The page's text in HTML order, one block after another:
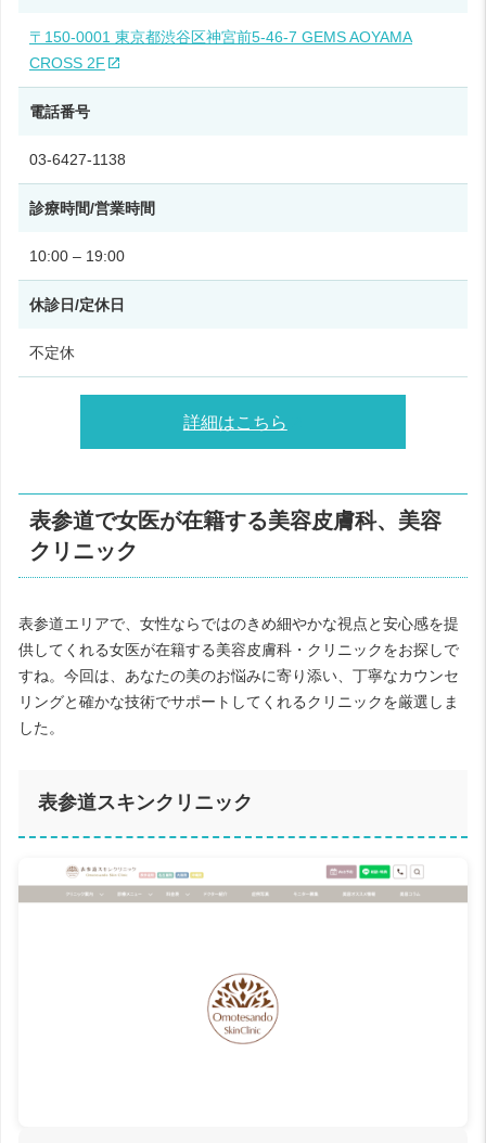
〒150-0001 東京都渋谷区神宮前5-46-7 GEMS AOYAMA
CROSS 2F
電話番号
03-6427-1138
診療時間/営業時間
10:00 – 19:00
休診日/定休日
不定休
詳細はこちら
表参道で女医が在籍する美容皮膚科、美容
クリニック
表参道エリアで、女性ならではのきめ細やかな視点と安心感を提
供してくれる女医が在籍する美容皮膚科・クリニックをお探しで
すね。今回は、あなたの美のお悩みに寄り添い、丁寧なカウンセ
リングと確かな技術でサポートしてくれるクリニックを厳選しま
した。
表参道スキンクリニック